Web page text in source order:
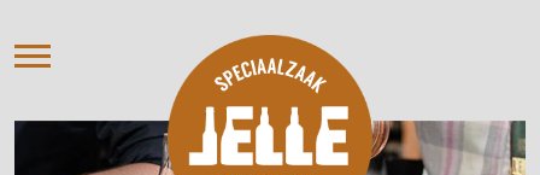
VERHUUR
OVER ONS
NIEUWS
AGENDA / PROEVERIJ